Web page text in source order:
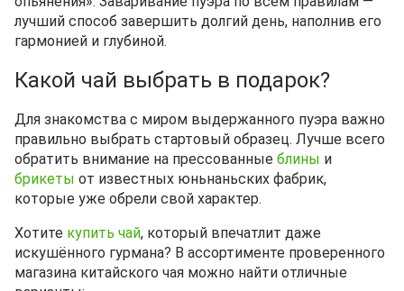
лучший способ завершить долгий день, наполнив его
гармонией и глубиной.
Какой чай выбрать в подарок?
Для знакомства с миром выдержанного пуэра важно
правильно выбрать стартовый образец. Лучше всего
обратить внимание на прессованные блины и
брикеты от известных юньнаньских фабрик,
которые уже обрели свой характер.
Хотите купить чай, который впечатлит даже
искушённого гурмана? В ассортименте проверенного
магазина китайского чая можно найти отличные